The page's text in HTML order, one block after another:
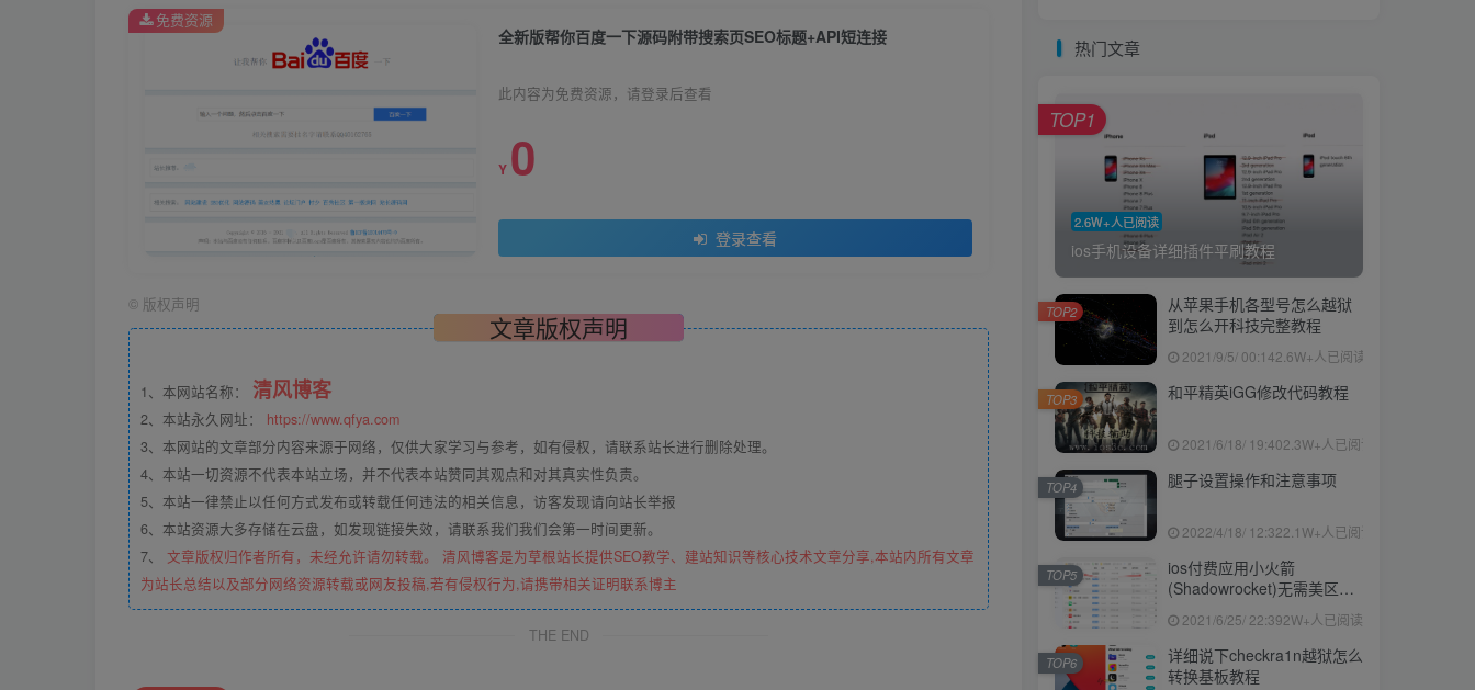
全新版帮你百度一下源码附带搜索页SEO标题+API短连接
此内容为免费资源，请登录后查看
Y 0
登录查看
免费资源
© 版权声明
文章版权声明
1、本网站名称： 清风博客
2、本站永久网址： https://www.qfya.com
3、本网站的文章部分内容来源于网络，仅供大家学习与参考，如有侵权，请联系站长进行删除处理。
4、本站一切资源不代表本站立场，并不代表本站赞同其观点和对其真实性负责。
5、本站一律禁止以任何方式发布或转载任何违法的相关信息，访客发现请向站长举报
6、本站资源大多存储在云盘，如发现链接失效，请联系我们我们会第一时间更新。
7、 文章版权归作者所有，未经允许请勿转载。 清风博客是为草根站长提供SEO教学、建站知识等核心技术文章分享,本站内所有文章
为站长总结以及部分网络资源转载或网友投稿,若有侵权行为,请携带相关证明联系博主
THE END
热门文章
2.6W+人已阅读
ios手机设备详细插件平刷教程
TOP1
从苹果手机各型号怎么越狱
到怎么开科技完整教程
2021/9/5/ 00:142.6W+人已阅读
TOP2
和平精英iGG修改代码教程
2021/6/18/ 19:402.3W+人已阅读
TOP3
腿子设置操作和注意事项
2022/4/18/ 12:322.1W+人已阅读
TOP4
ios付费应用小火箭
(Shadowrocket)无需美区苹
2021/6/25/ 22:392W+人已阅读
TOP5
详细说下checkra1n越狱怎么
转换基板教程
TOP6